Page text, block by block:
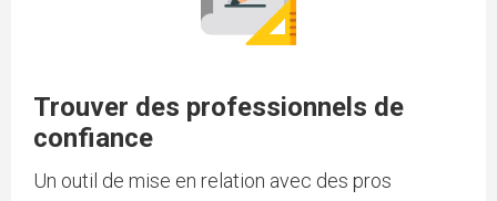
Trouver des professionnels de
confiance
Un outil de mise en relation avec des pros